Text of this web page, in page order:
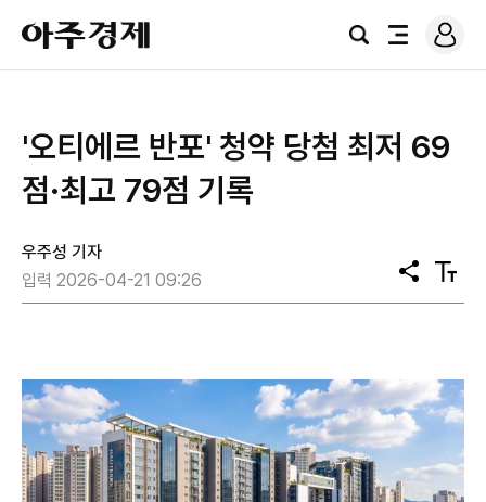
아
주
경
검
전
로
그
'오티에르 반포' 청약 당첨 최저 69
점·최고 79점 기록
우주성 기자
입력 2026-04-21 09:26
공
유
텍
스